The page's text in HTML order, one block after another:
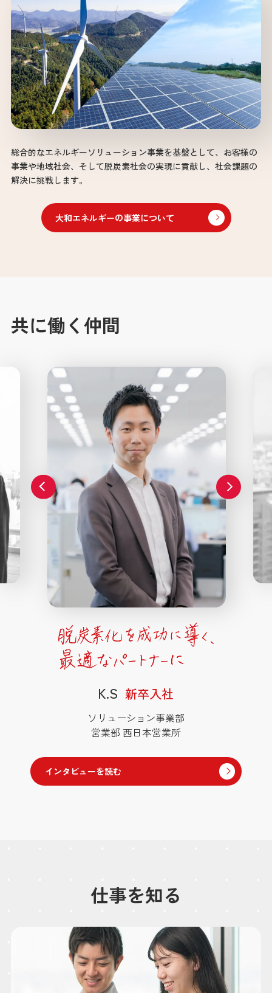
総合的なエネルギーソリューション事業を基盤として、お客様の
事業や地域社会、そして脱炭素社会の実現に貢献し、社会課題の
解決に挑戦します。
大和エネルギーの事業について
共に働く仲間
Y.N キャリア入社
ソリューション事業部
設計部 西日本設計グループ
インタビューを読む
K.S 新卒入社
ソリューション事業部
営業部 西日本営業所
インタビューを読む
S.K 新卒入社
電力事業部
事業開発第1グループ（東京駐在）
インタビューを読む
M.S キャリア入社
ソリューション事業部
工事部 工事グループ（東京駐在）
インタビューを読む
S.A 新卒入社
電力事業部
エンジニアリンググループ
インタビューを読む
K.S キャリア入社
電力事業部
エンジニアリンググループ
インタビューを読む
T.K 新卒入社
ソリューション事業部
工事部 工事グループ（東京駐在）
インタビューを読む
T.H 新卒入社
ソリューション事業部
設計部 東日本設計グループ
インタビューを読む
Y.N キャリア入社
ソリューション事業部
設計部 西日本設計グループ
インタビューを読む
K.S 新卒入社
ソリューション事業部
営業部 西日本営業所
インタビューを読む
仕事を知る